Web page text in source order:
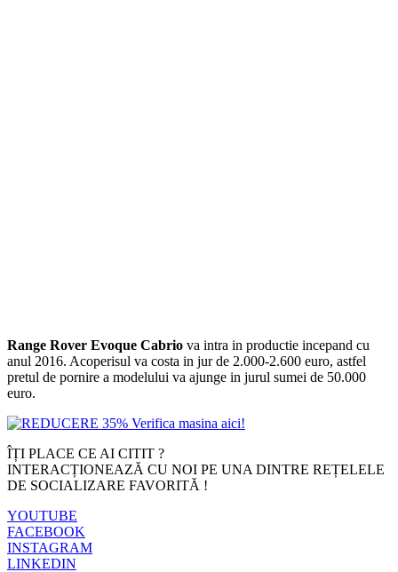
Range Rover Evoque Cabrio va intra in productie incepand cu
anul 2016. Acoperisul va costa in jur de 2.000-2.600 euro, astfel
pretul de pornire a modelului va ajunge in jurul sumei de 50.000
euro.
ÎȚI PLACE CE AI CITIT ?
INTERACȚIONEAZĂ CU NOI PE UNA DINTRE REȚELELE
DE SOCIALIZARE FAVORITĂ !
YOUTUBE
FACEBOOK
INSTAGRAM
LINKEDIN